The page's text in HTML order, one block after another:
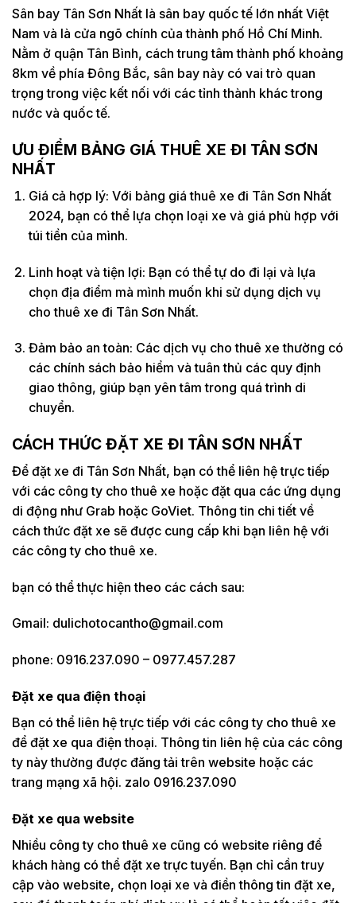
Sân bay Tân Sơn Nhất là sân bay quốc tế lớn nhất Việt
Nam và là cửa ngõ chính của thành phố Hồ Chí Minh.
Nằm ở quận Tân Bình, cách trung tâm thành phố khoảng
8km về phía Đông Bắc, sân bay này có vai trò quan
trọng trong việc kết nối với các tỉnh thành khác trong
nước và quốc tế.
ƯU ĐIỂM BẢNG GIÁ THUÊ XE ĐI TÂN SƠN
NHẤT
Giá cả hợp lý: Với bảng giá thuê xe đi Tân Sơn Nhất
2024, bạn có thể lựa chọn loại xe và giá phù hợp với
túi tiền của mình.
Linh hoạt và tiện lợi: Bạn có thể tự do đi lại và lựa
chọn địa điểm mà mình muốn khi sử dụng dịch vụ
cho thuê xe đi Tân Sơn Nhất.
Đảm bảo an toàn: Các dịch vụ cho thuê xe thường có
các chính sách bảo hiểm và tuân thủ các quy định
giao thông, giúp bạn yên tâm trong quá trình di
chuyển.
CÁCH THỨC ĐẶT XE ĐI TÂN SƠN NHẤT
Để đặt xe đi Tân Sơn Nhất, bạn có thể liên hệ trực tiếp
với các công ty cho thuê xe hoặc đặt qua các ứng dụng
di động như Grab hoặc GoViet. Thông tin chi tiết về
cách thức đặt xe sẽ được cung cấp khi bạn liên hệ với
các công ty cho thuê xe.
bạn có thể thực hiện theo các cách sau:
Gmail: dulichotocantho@gmail.com
phone: 0916.237.090 – 0977.457.287
Đặt xe qua điện thoại
Bạn có thể liên hệ trực tiếp với các công ty cho thuê xe
để đặt xe qua điện thoại. Thông tin liên hệ của các công
ty này thường được đăng tải trên website hoặc các
trang mạng xã hội. zalo 0916.237.090
Đặt xe qua website
Nhiều công ty cho thuê xe cũng có website riêng để
khách hàng có thể đặt xe trực tuyến. Bạn chỉ cần truy
cập vào website, chọn loại xe và điền thông tin đặt xe,